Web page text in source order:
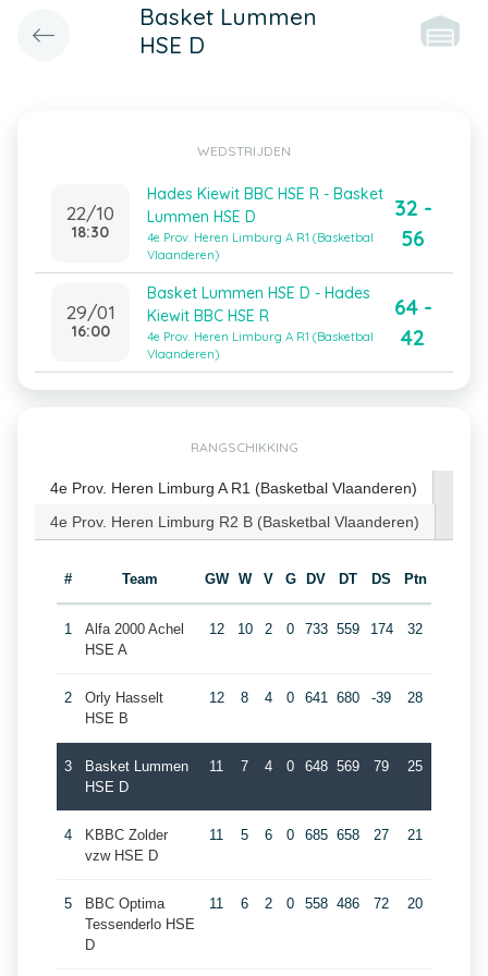
Basket Lummen
HSE D
WEDSTRIJDEN
22/10
18:30
Hades Kiewit BBC HSE R - Basket
Lummen HSE D
4e Prov. Heren Limburg A R1 (Basketbal
Vlaanderen)
32 -
56
29/01
16:00
Basket Lummen HSE D - Hades
Kiewit BBC HSE R
4e Prov. Heren Limburg A R1 (Basketbal
Vlaanderen)
64 -
42
RANGSCHIKKING
4e Prov. Heren Limburg A R1 (Basketbal Vlaanderen)
4e Prov. Heren Limburg R2 B (Basketbal Vlaanderen)
# Team GW W V G DV DT DS Ptn
1
Alfa 2000 Achel
HSE A
12 10 2 0 733 559 174 32
2
Orly Hasselt
HSE B
12 8 4 0 641 680 -39 28
3
Basket Lummen
HSE D
11 7 4 0 648 569 79 25
4
KBBC Zolder
vzw HSE D
11 5 6 0 685 658 27 21
5
BBC Optima
Tessenderlo HSE
D
11 6 2 0 558 486 72 20